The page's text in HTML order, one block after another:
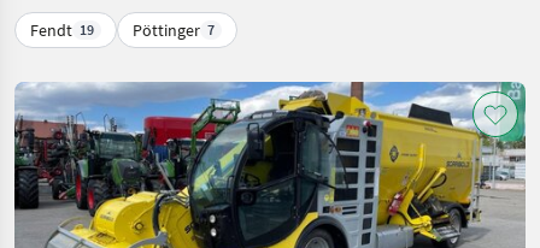
Fendt 19 Pöttinger 7